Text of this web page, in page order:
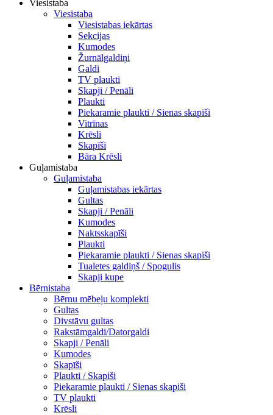
Viesistaba
Viesistaba
Viesistabas iekārtas
Sekcijas
Kumodes
Žurnālgaldiņi
Galdi
TV plaukti
Skapji / Penāli
Plaukti
Piekaramie plaukti / Sienas skapiši
Vitrīnas
Krēsli
Skapīši
Bāra Krēsli
Guļamistaba
Guļamistaba
Guļamistabas iekārtas
Gultas
Skapji / Penāli
Kumodes
Naktsskapīši
Plaukti
Piekaramie plaukti / Sienas skapiši
Tualetes galdiņš / Spogulis
Skapji kupe
Bērnistaba
Bērnu mēbeļu komplekti
Gultas
Divstāvu gultas
Rakstāmgaldi/Datorgaldi
Skapji / Penāli
Kumodes
Skapīši
Plaukti / Skapiši
Piekaramie plaukti / Sienas skapiši
TV plaukti
Krēsli